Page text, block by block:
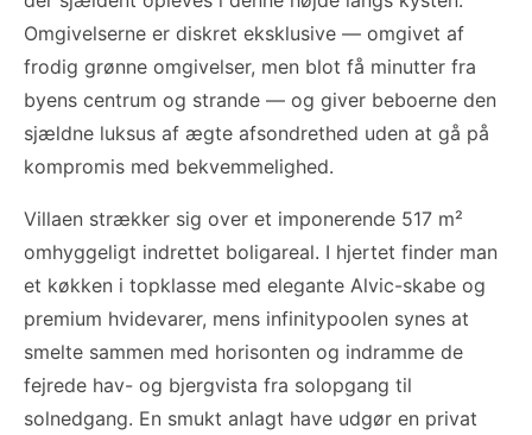
Omgivelserne er diskret eksklusive — omgivet af
frodig grønne omgivelser, men blot få minutter fra
byens centrum og strande — og giver beboerne den
sjældne luksus af ægte afsondrethed uden at gå på
kompromis med bekvemmelighed.
Villaen strækker sig over et imponerende 517 m²
omhyggeligt indrettet boligareal. I hjertet finder man
et køkken i topklasse med elegante Alvic-skabe og
premium hvidevarer, mens infinitypoolen synes at
smelte sammen med horisonten og indramme de
fejrede hav- og bjergvista fra solopgang til
solnedgang. En smukt anlagt have udgør en privat